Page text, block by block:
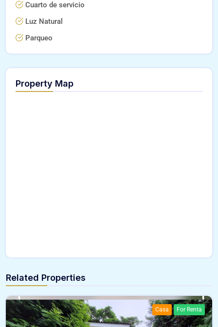
Cuarto de servicio
Luz Natural
Parqueo
Property Map
Related Properties
Casa For Renta